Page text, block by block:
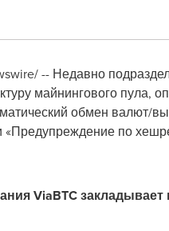
-- Недавно
майнингового пула,
обмен валют/
«Предупреждение по
ViaBTC